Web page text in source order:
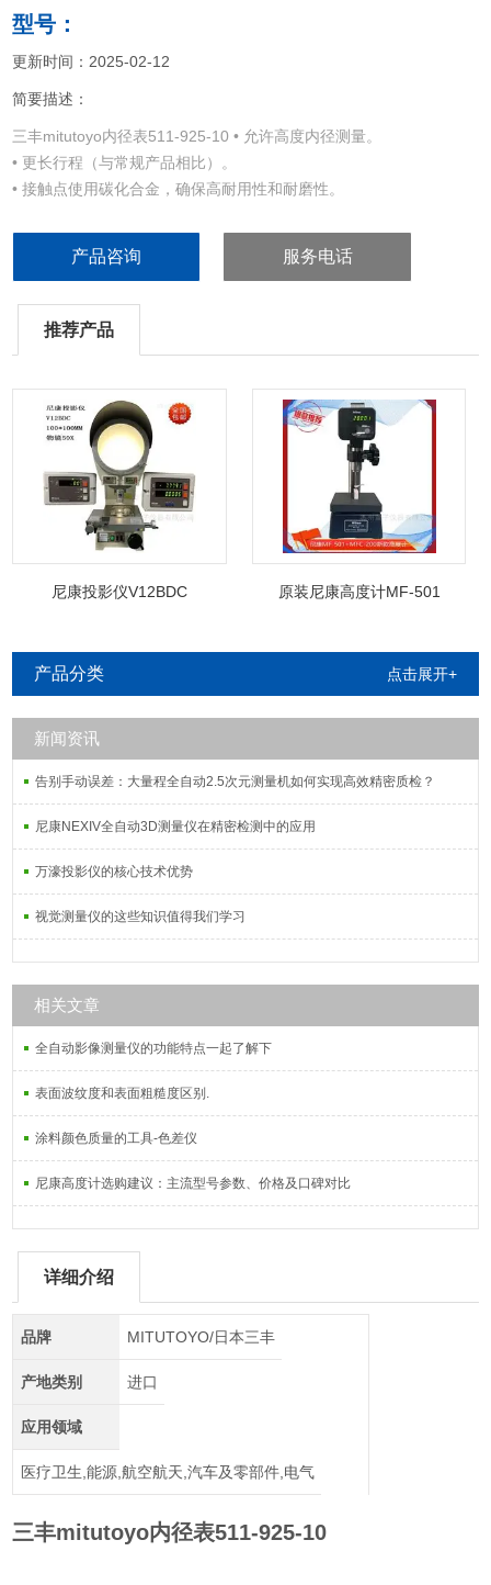
型号：
更新时间：2025-02-12
简要描述：
三丰mitutoyo内径表511-925-10 • 允许高度内径测量。
• 更长行程（与常规产品相比）。
• 接触点使用碳化合金，确保高耐用性和耐磨性。
• 可更换垫圈厚度0.5mm（标准附件） 作为标准附件提供以便减少设
产品咨询 服务电话
推荐产品
尼康投影仪V12BDC 原装尼康高度计MF-501
产品分类 点击展开+
新闻资讯
告别手动误差：大量程全自动2.5次元测量机如何实现高效精密质检？
尼康NEXIV全自动3D测量仪在精密检测中的应用
万濠投影仪的核心技术优势
视觉测量仪的这些知识值得我们学习
相关文章
全自动影像测量仪的功能特点一起了解下
表面波纹度和表面粗糙度区别.
涂料颜色质量的工具-色差仪
尼康高度计选购建议：主流型号参数、价格及口碑对比
详细介绍
品牌 MITUTOYO/日本三丰
产地类别 进口
应用领域
医疗卫生,能源,航空航天,汽车及零部件,电气
三丰mitutoyo内径表511-925-10